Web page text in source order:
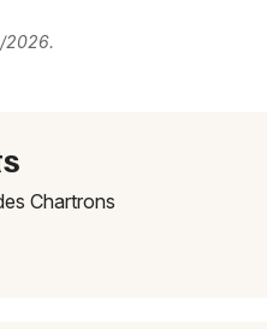
2026.
Chartrons